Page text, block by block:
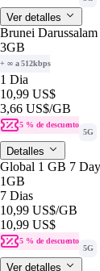
Ver detalles
Brunei
3GB
+ ∞ a 512kbps
1 Dia
10,99 US$
3,66 US$/GB
5 % de descuento
5G
Detalles
Global 1 GB 7
1GB
7 Dias
10,99 US$/GB
10,99 US$
5 % de descuento
5G
Ver detalles